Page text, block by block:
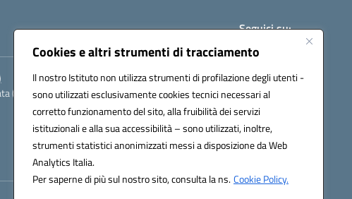
Cookies e altri strumenti di tracciamento
Il nostro Istituto non utilizza strumenti di profilazione degli utenti -
sono utilizzati esclusivamente cookies tecnici necessari al
corretto funzionamento del sito, alla fruibilità dei servizi
istituzionali e alla sua accessibilità – sono utilizzati, inoltre,
strumenti statistici anonimizzati messi a disposizione da Web
Analytics Italia.
Per saperne di più sul nostro sito, consulta la ns.Cookie Policy.
Seguici su:
(PEC):paic840008@pec.istruzione.it